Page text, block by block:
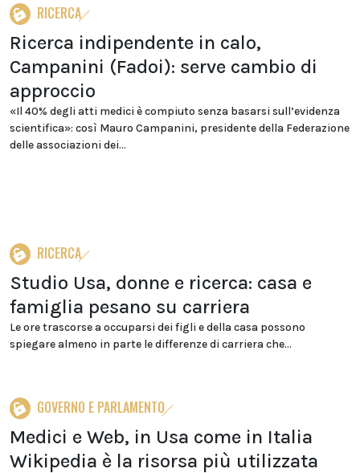
RICERCA
Ricerca indipendente in calo,
Campanini (Fadoi): serve cambio di
approccio
«Il 40% degli atti medici è compiuto senza basarsi sull’evidenza
scientifica»: così Mauro Campanini, presidente della Federazione
delle associazioni dei...
RICERCA
Studio Usa, donne e ricerca: casa e
famiglia pesano su carriera
Le ore trascorse a occuparsi dei figli e della casa possono
spiegare almeno in parte le differenze di carriera che...
GOVERNO E PARLAMENTO
Medici e Web, in Usa come in Italia
Wikipedia è la risorsa più utilizzata